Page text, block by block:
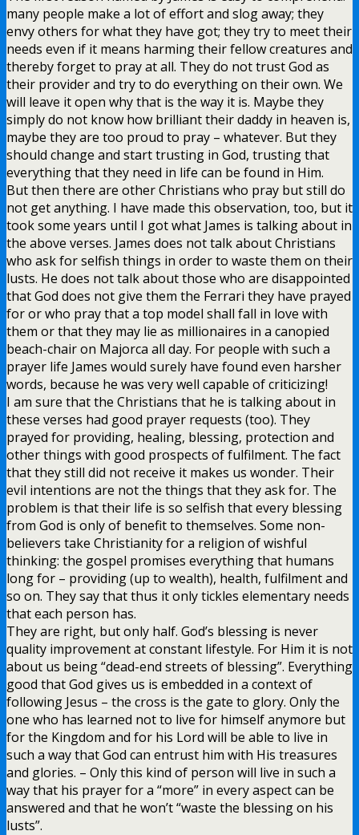
many people make a lot of effort and slog away; they
envy others for what they have got; they try to meet their
needs even if it means harming their fellow creatures and
thereby forget to pray at all. They do not trust God as
their provider and try to do everything on their own. We
will leave it open why that is the way it is. Maybe they
simply do not know how brilliant their daddy in heaven is,
maybe they are too proud to pray – whatever. But they
should change and start trusting in God, trusting that
everything that they need in life can be found in Him.
But then there are other Christians who pray but still do
not get anything. I have made this observation, too, but it
took some years until I got what James is talking about in
the above verses. James does not talk about Christians
who ask for selfish things in order to waste them on their
lusts. He does not talk about those who are disappointed
that God does not give them the Ferrari they have prayed
for or who pray that a top model shall fall in love with
them or that they may lie as millionaires in a canopied
beach-chair on Majorca all day. For people with such a
prayer life James would surely have found even harsher
words, because he was very well capable of criticizing!
I am sure that the Christians that he is talking about in
these verses had good prayer requests (too). They
prayed for providing, healing, blessing, protection and
other things with good prospects of fulfilment. The fact
that they still did not receive it makes us wonder. Their
evil intentions are not the things that they ask for. The
problem is that their life is so selfish that every blessing
from God is only of benefit to themselves. Some non-
believers take Christianity for a religion of wishful
thinking: the gospel promises everything that humans
long for – providing (up to wealth), health, fulfilment and
so on. They say that thus it only tickles elementary needs
that each person has.
They are right, but only half. God’s blessing is never
quality improvement at constant lifestyle. For Him it is not
about us being “dead-end streets of blessing”. Everything
good that God gives us is embedded in a context of
following Jesus – the cross is the gate to glory. Only the
one who has learned not to live for himself anymore but
for the Kingdom and for his Lord will be able to live in
such a way that God can entrust him with His treasures
and glories. – Only this kind of person will live in such a
way that his prayer for a “more” in every aspect can be
answered and that he won’t “waste the blessing on his
lusts”.